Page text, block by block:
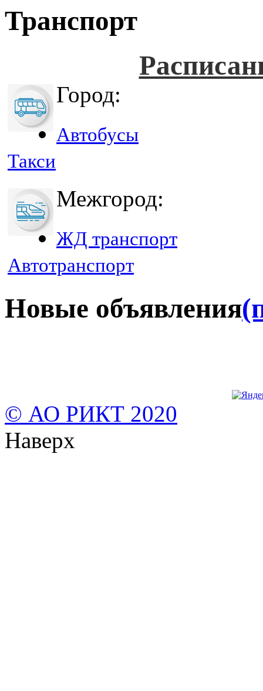
Транспорт
Город:
Автобусы
Такси
Межгород:
ЖД транспорт
Автотранспорт
Новые объявления
© АО РИКТ 2020
Наверх